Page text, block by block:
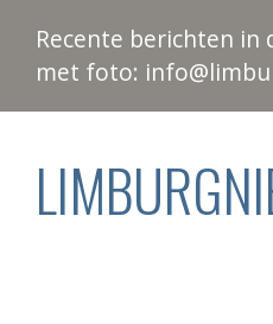
Recente berichten in
met foto: